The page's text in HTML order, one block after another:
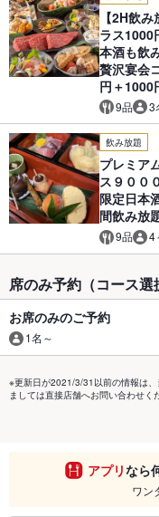
【2H飲
ラス1000
本酒も飲
贅沢宴会
円＋1000
9品 3
飲み放題
プレミア
ス９００
限定日本
間飲み放
9品 4
席のみ予約（コース選
お席のみのご予約
1名～
※更新日が2021/3/31以前の情報は
ましては直接店舗へお問い合わせく
アプリなら
ワン